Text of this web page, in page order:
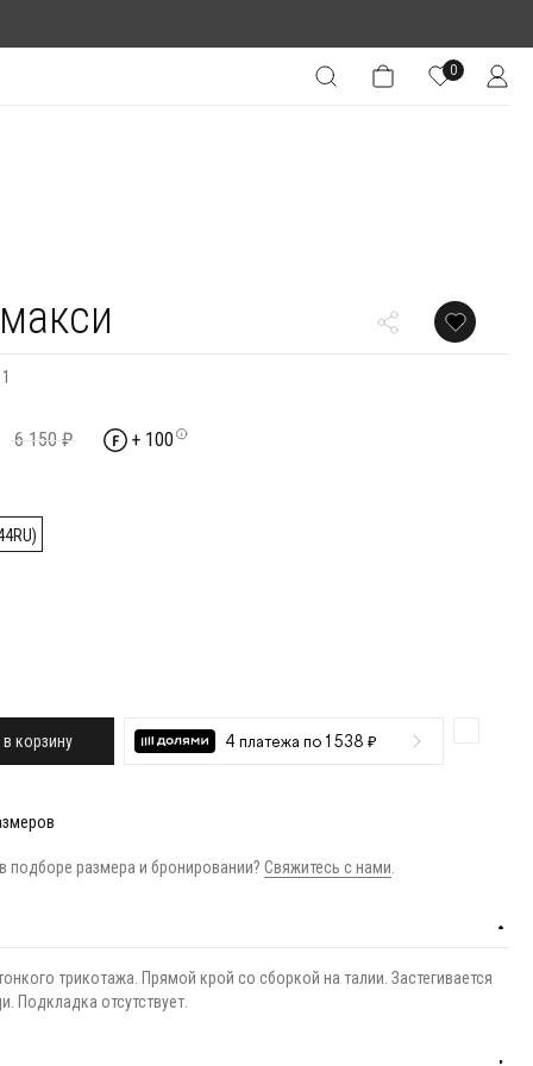
0
6 150 ₽ + 100
корзину 4 платежа по 1 538 ₽
подборе размера и бронировании?Свяжитесь с нами
трикотажа. Прямой крой со сборкой на талии. Застегивается
Подкладка отсутствует.